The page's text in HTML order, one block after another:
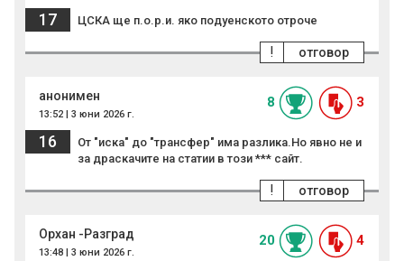
17 ЦСКА ще п.о.р.и. яко подуенското отроче
отговор
!
анонимен
13:52 | 3 юни 2026 г.
8 3
16
От "иска" до "трансфер" има разлика.Но явно не и
за драскачите на статии в този *** сайт.
отговор
!
Орхан -Разград
13:48 | 3 юни 2026 г.
20 4